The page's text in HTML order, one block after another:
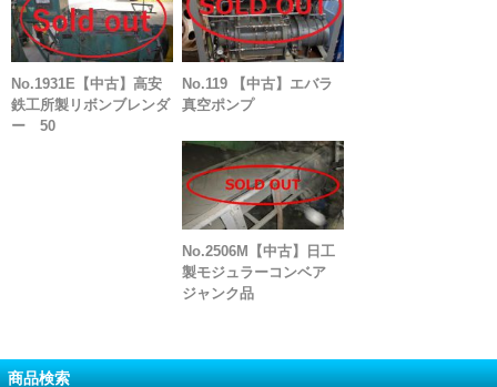
No.1931E【中古】高安
鉄工所製リボンブレンダ
ー 50
No.119 【中古】エバラ
真空ポンプ
No.2506M【中古】日工
製モジュラーコンベア
ジャンク品
商品検索